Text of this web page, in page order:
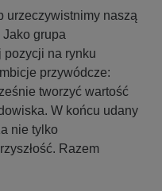
urzeczywistnimy naszą
grupa
na rynku
przywódcze:
tworzyć wartość
W końcu udany
nie tylko
Razem